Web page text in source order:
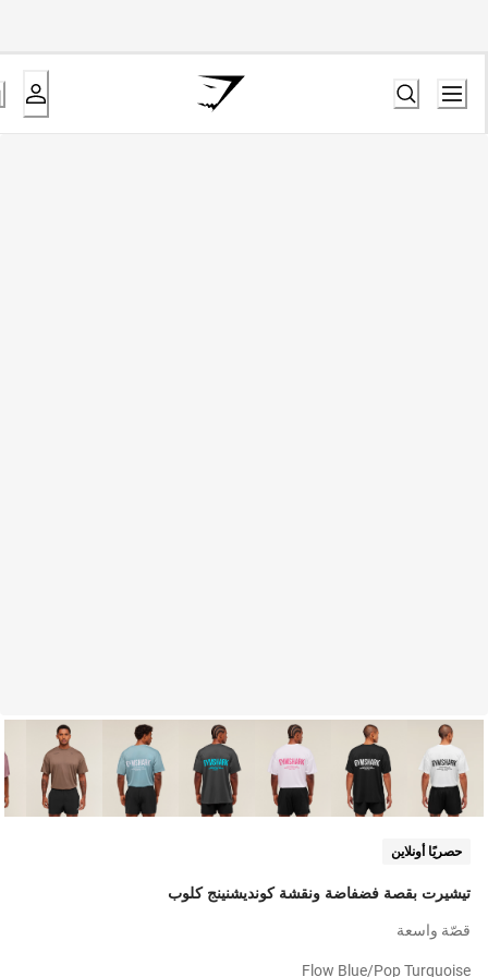
حصريًا أونلاين
تيشيرت بقصة فضفاضة ونقشة كونديشنينج كلوب
قصّة واسعة
Flow Blue/pop Turquoise